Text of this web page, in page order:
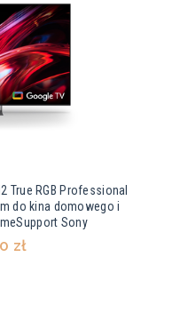
True RGB Professional
do kina domowego i
Sony
zł